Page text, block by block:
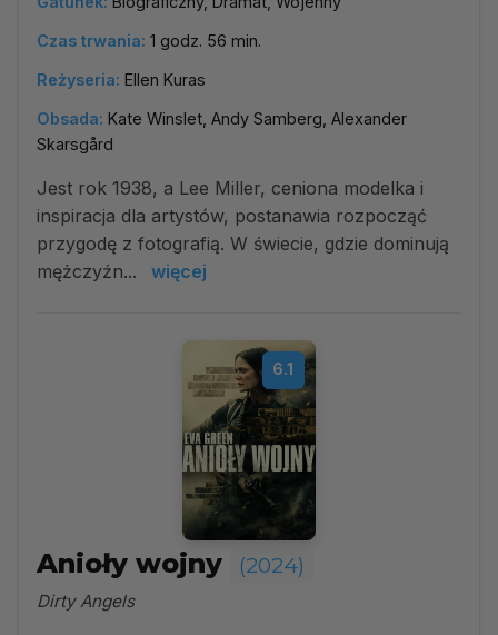
Czas trwania: 1 godz. 56 min.
Reżyseria: Ellen Kuras
Obsada: Kate Winslet, Andy Samberg, Alexander
Skarsgård
Jest rok 1938, a Lee Miller, ceniona modelka i
inspiracja dla artystów, postanawia rozpocząć
przygodę z fotografią. W świecie, gdzie dominują
mężczyźn...
więcej
6.1
Anioły wojny (2024)
Dirty Angels